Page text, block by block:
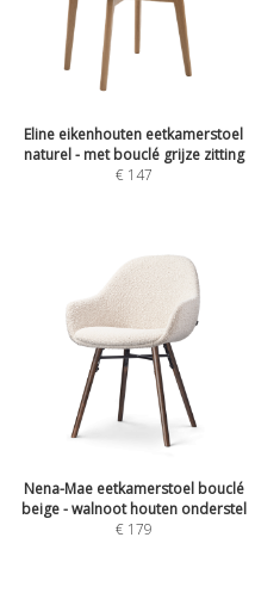
Eline eikenhouten eetkamerstoel
naturel - met bouclé grijze zitting
€ 147
Nena-Mae eetkamerstoel bouclé
beige - walnoot houten onderstel
€ 179